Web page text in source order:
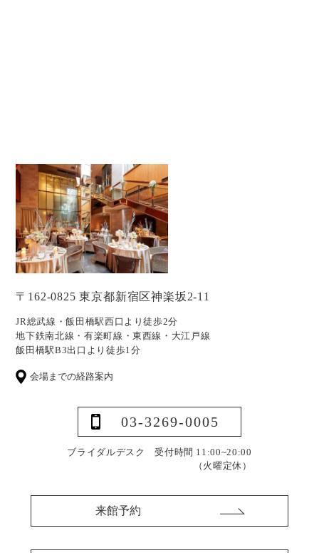
〒162-0825 東京都新宿区神楽坂2-11
JR総武線・飯田橋駅西口より徒歩2分
地下鉄南北線・有楽町線・東西線・大江戸線
飯田橋駅B3出口より徒歩1分
会場までの経路案内
03-3269-0005
ブライダルデスク 受付時間 11:00~20:00
（火曜定休）
来館予約